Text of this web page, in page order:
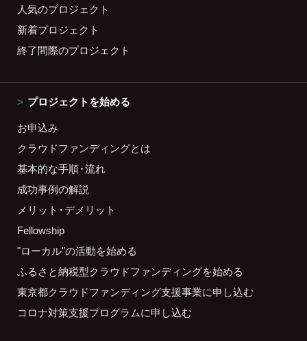
人気のプロジェクト
新着プロジェクト
終了間際のプロジェクト
プロジェクトを始める
お申込み
クラウドファンディングとは
基本的な手順・流れ
成功事例の解説
メリット・デメリット
Fellowship
"ローカル"の活動を始める
ふるさと納税型クラウドファンディングを始める
東京都クラウドファンディング支援事業に申し込む
コロナ対策支援プログラムに申し込む